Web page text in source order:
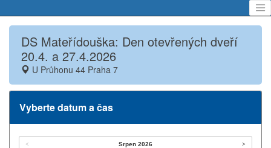
DS Mateřídouška: Den otevřených dveří
20.4. a 27.4.2026
U Průhonu 44 Praha 7
Vyberte datum a čas
Srpen 2026